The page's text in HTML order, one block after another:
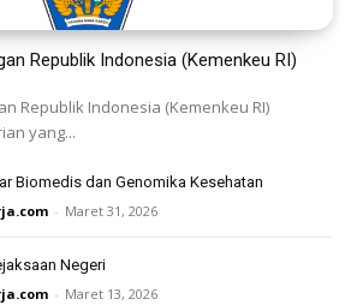
Republik Indonesia (Kemenkeu RI)
Republik Indonesia (Kemenkeu RI)
yang...
Biomedis dan Genomika Kesehatan
- Maret 31, 2026
Negeri
- Maret 13, 2026